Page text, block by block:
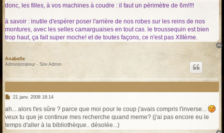
donc, les filles, à vos machines à coudre : il faut un périmètre de 6m!!!!
à savoir : inutile d'espérer poser l'arrière de nos robes sur les reins de nos
montures, avec les selles camarguaises en tout cas. le troussequin est bien
trop haut, ça fait super moche! et de toutes façons, ce n'est pas XIIIème.
Anabelle
Administrateur - Site Admin
M
s
s
a
g
e
21 janv. 2008 18:14
ah... alors t'es sûre ? parce que moi pour le coup j'avais compris l'inverse...
veux tu que je continue mes recherche quand meme? (j'ai pas encore eu le
temps d'aller à la bibliothèque.. désolée...)